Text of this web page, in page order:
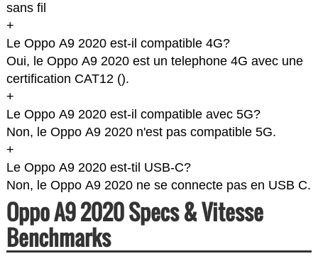
sans fil
+
Le Oppo A9 2020 est-il compatible 4G?
Oui, le Oppo A9 2020 est un telephone 4G avec une
certification CAT12 ().
+
Le Oppo A9 2020 est-il compatible avec 5G?
Non, le Oppo A9 2020 n'est pas compatible 5G.
+
Le Oppo A9 2020 est-til USB-C?
Non, le Oppo A9 2020 ne se connecte pas en USB C.
Oppo A9 2020 Specs & Vitesse
Benchmarks